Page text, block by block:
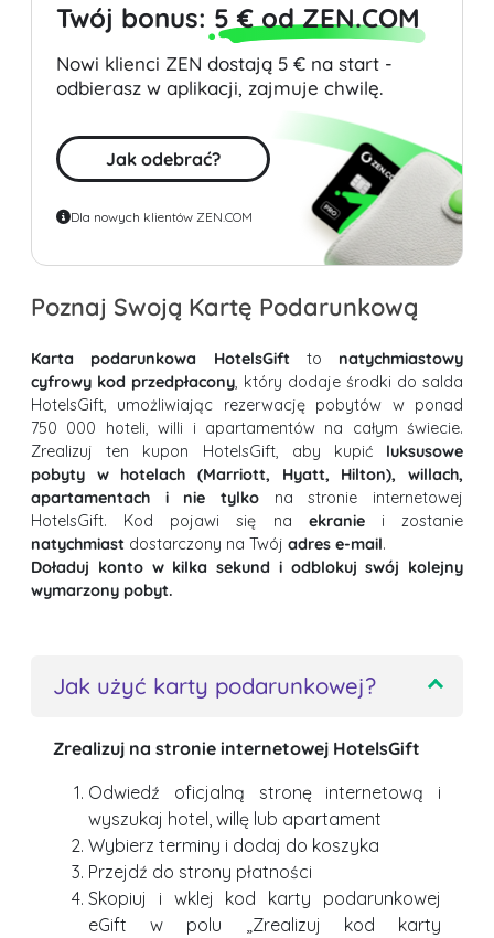
Twój bonus: 5 € od ZEN.COM
Nowi klienci ZEN dostają 5 € na start -
odbierasz w aplikacji, zajmuje chwilę.
Jak odebrać?
Dla nowych klientów ZEN.COM
Poznaj Swoją Kartę Podarunkową
Karta podarunkowa HotelsGiftto natychmiastowy
cyfrowy kod przedpłacony, który dodaje środki do salda
HotelsGift, umożliwiając rezerwację pobytów w ponad
750 000 hoteli, willi i apartamentów na całym świecie.
Zrealizuj ten kupon HotelsGift, aby kupić luksusowe
pobyty w hotelach (Marriott, Hyatt, Hilton), willach,
apartamentach i nie tylko na stronie internetowej
HotelsGift. Kod pojawi się na ekraniei zostanie
natychmiast dostarczony na Twój adres e-mail.
Doładuj konto w kilka sekund i odblokuj swój kolejny
wymarzony pobyt.
Jak użyć karty podarunkowej?
Zrealizuj na stronie internetowej HotelsGift
Odwiedź oficjalną stronę internetową i
wyszukaj hotel, willę lub apartament
Wybierz terminy i dodaj do koszyka
Przejdź do strony płatności
Skopiuj i wklej kod karty podarunkowej
eGift w polu „Zrealizuj kod karty